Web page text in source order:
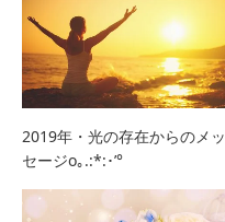
2019年・光の存在からのメッ
セージo｡.:*:･’°